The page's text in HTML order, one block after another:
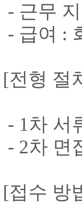
- 근무
- 급여 :
[전형 절
- 1차 서
- 2차 면
[접수 방